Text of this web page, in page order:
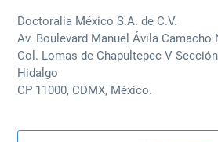
Doctoralia México S.A. de C.V.
Av. Boulevard Manuel Ávila Camacho
Col. Lomas de Chapultepec V
Hidalgo
CP 11000, CDMX, México.